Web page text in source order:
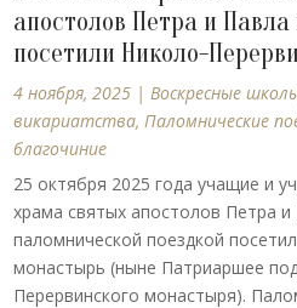
апостолов Петра и
посетили Николо-
4 ноября, 2025 |Воскресные
викариатства,Паломнические
благочиние
25 октября 2025 года учащие и
храма святых апостолов Петра
паломнической поездкой
монастырь (ныне Патриаршее
Перервинского монастыря).